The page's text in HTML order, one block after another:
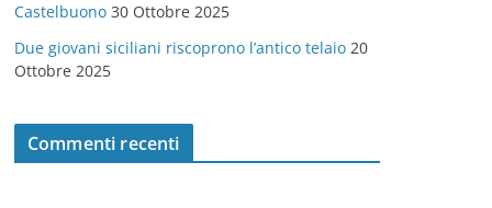
Castelbuono 30 Ottobre 2025
Due giovani siciliani riscoprono l’antico telaio 20
Ottobre 2025
Commenti recenti